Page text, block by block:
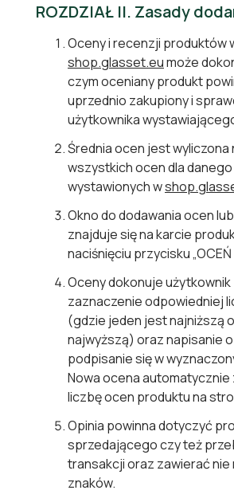
ROZDZIAŁ II. Zasady
Oceny i recenzji produktów
shop.glasset.eumoże
czym oceniany produkt
uprzednio zakupiony i
użytkownika
Średnia ocen jest wyliczona
wszystkich ocen dla
wystawionych w
Okno do dodawania ocen
znajduje się na karcie
naciśnięciu przycisku „OCEŃ
Oceny dokonuje
zaznaczenie odpowiedniej
(gdzie jeden jest najniższą
najwyższą) oraz napisanie
podpisanie się w
Nowa ocena automatycznie
liczbę ocen produktu na
Opinia powinna dotyczyć
sprzedającego czy też
transakcji oraz zawierać nie
znaków.